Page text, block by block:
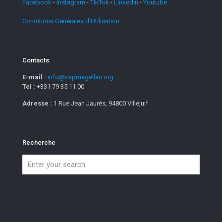
Facebook - Instagram -TikTok - Linkedin - Youtube
Conditions Générales d'Utilisation
Contacts:
E-mail : info@capmagellan.org
Tel : +331 79 35 11 00
Adresse : 1 Rue Jean Jaurès, 94800 Villejuif
Recherche